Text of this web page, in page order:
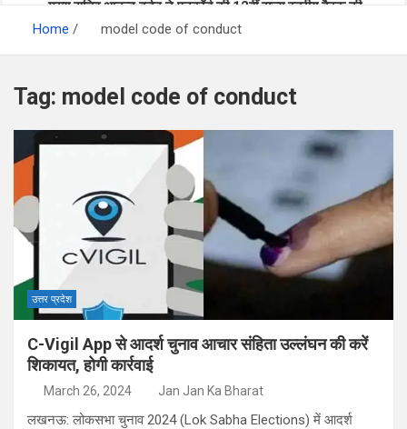
मुख्य सचिव आनन्द बर्द्धन ने एनकॉर्ड की 12वीं राज्य स्तरीय बैठक की
अध्यक्षता कीप्रदेश में विसंगति और अनमैप्ड मतदाताओं की सुनवाई जारी- सीईओ
बनबसा रेलवे स्टेशन पर अब रुकेगी अछनेरा-टनकपुर एक्सप्रेस, रेल मंत्री ने
मुख्यमंत्री धामी से महानिदेशक एनसीसी ने की शिष्टाचार भेंट
Home model code of conduct
Tag: model code of conduct
उत्तर प्रदेश
C-Vigil App से आदर्श चुनाव आचार संहिता उल्लंघन की करें
शिकायत, होगी कार्रवाई
March 26, 2024 Jan Jan Ka Bharat
लखनऊ: लोकसभा चुनाव 2024 (Lok Sabha Elections) में आदर्श